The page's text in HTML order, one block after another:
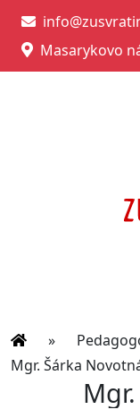
Masarykovo
»
Mgr. Šárka